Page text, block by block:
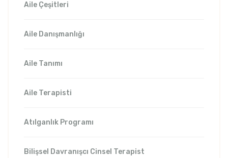
Aile Çeşitleri
Aile Danışmanlığı
Aile Tanımı
Aile Terapisti
Atılganlık Programı
Bilişsel Davranışcı Cinsel Terapist